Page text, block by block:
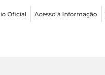
Oficial Acesso à Informação